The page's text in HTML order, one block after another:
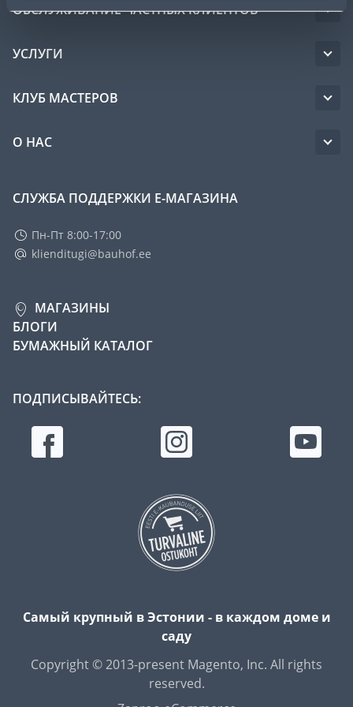
ОБСЛУЖИВАНИЕ ЧАСТНЫХ КЛИЕНТОВ
УСЛУГИ
КЛУБ МАСТЕРОВ
О НАС
СЛУЖБА ПОДДЕРЖКИ Е-МАГАЗИНА
Пн-Пт 8:00-17:00
klienditugi@bauhof.ee
МАГАЗИНЫ
БЛОГИ
БУМАЖНЫЙ КАТАЛОГ
ПОДПИСЫВАЙТЕСЬ:
Самый крупный в Эстонии - в каждом доме и
саду
Copyright © 2013-present Magento, Inc. All rights
reserved.